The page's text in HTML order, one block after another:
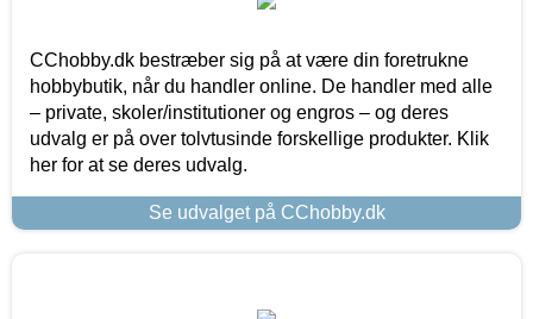
CChobby.dk bestræber sig på at være din foretrukne
hobbybutik, når du handler online. De handler med alle
– private, skoler/institutioner og engros – og deres
udvalg er på over tolvtusinde forskellige produkter. Klik
her for at se deres udvalg.
Se udvalget på CChobby.dk